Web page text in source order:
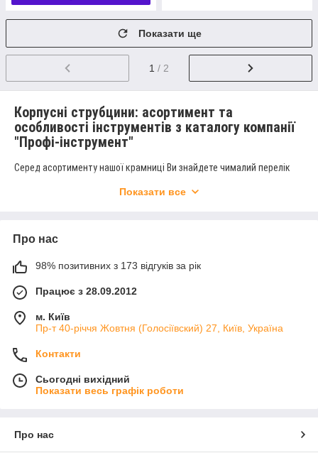
Показати ще
1 / 2
Корпусні струбцини: асортимент та
особливості інструментів з каталогу компанії
"Профі-інструмент"
Серед асортименту нашої крамниці Ви знайдете чималий перелік
цією торговельною маркою випускаються струбцини, що підійдуть
Меблювання
Столярні роботи
великогабаритних/масштабних робіт. У каталозі нашої крамниці Ви
зможете обрати:
Професійні струбцини
Спеціалізовані зразки з надпотужними губками
та використаними у процесі виробництва технологіями. Окремі
Показати все
Про нас
98% позитивних з 173 відгуків за рік
Працює з 28.09.2012
м. Київ
Пр-т 40-річчя Жовтня (Голосіївский) 27, Київ, Україна
Контакти
Сьогодні вихідний
Показати весь графік роботи
Про нас